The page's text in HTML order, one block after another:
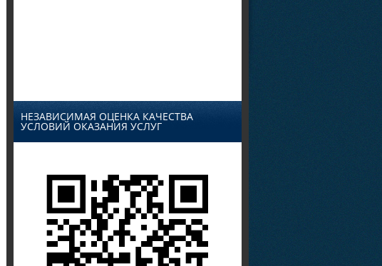
НЕЗАВИСИМАЯ ОЦЕНКА КАЧЕСТВА
УСЛОВИЙ ОКАЗАНИЯ УСЛУГ